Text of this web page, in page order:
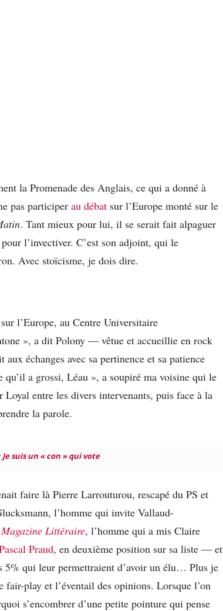
la Promenade des Anglais, ce qui a donné à
pas participer au débat sur l’Europe monté sur le
. Tant mieux pour lui, il se serait fait alpaguer
l’invectiver. C’est son adjoint, qui le
Avec stoïcisme, je dois dire.
l’Europe, au Centre Universitaire
», a dit Polony — vêtue et accueillie en rock
échanges avec sa pertinence et sa patience
a grossi, Léau », a soupiré ma voisine qui le
entre les divers intervenants, puis face à la
la parole.
Je suis un « con » qui vote
faire là Pierre Larrouturou, rescapé du PS et
l’homme qui invite Vallaud-
Magazine Littéraire, l’homme qui a mis Claire
Praud, en deuxième position sur sa liste — et
5% qui leur permettraient d’avoir un élu… Plus je
play et l’éventail des opinions. Lorsque l’on
s’encombrer d’une petite pointure qui pense